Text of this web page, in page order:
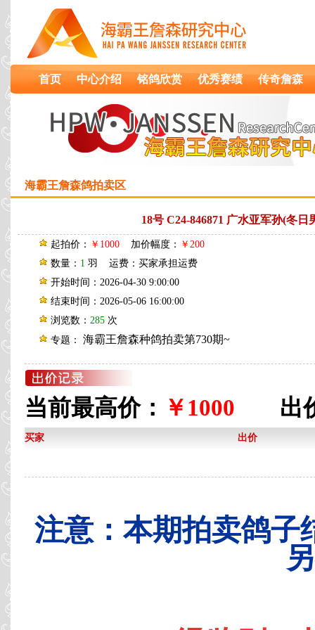
首页 中心介绍 铭鸽欣赏 优秀赛绩 传奇詹森
海霸王詹森鸽拍卖区
18号 C24-846871 广水亚军孙(冬
起拍价： ￥1000 加价幅度： ￥200
数量： 1 羽 运费：买家承担运费
开始时间：2026-04-30 9:00:00
结束时间：2026-05-06 16:00:00
浏览数： 285 次
专题：
海霸王詹森种鸽拍卖第730期~
当前最高价： ￥1000 出价
买家 出价
注意：本期拍卖鸽子